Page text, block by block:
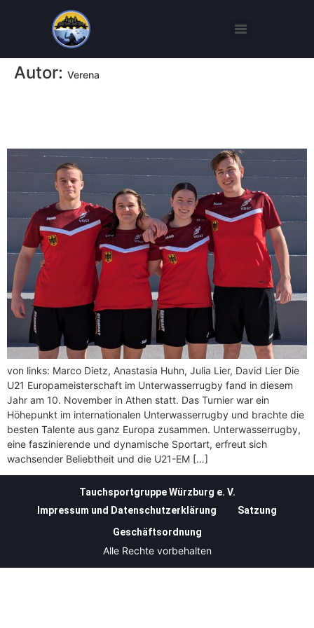
Autor: Verena
von links: Marco Dietz, Anastasia Huhn, Julia Lier, David Lier Die
U21 Europameisterschaft im Unterwasserrugby fand in diesem
Jahr am 10. November in Athen statt. Das Turnier war ein
Höhepunkt im internationalen Unterwasserrugby und brachte die
besten Talente aus ganz Europa zusammen. Unterwasserrugby,
eine faszinierende und dynamische Sportart, erfreut sich
wachsender Beliebtheit und die U21-EM […]
Tauchsportgruppe Würzburg e. V.
Impressum und Datenschutzerklärung
Satzung
Geschäftsordnung
Alle Rechte vorbehalten